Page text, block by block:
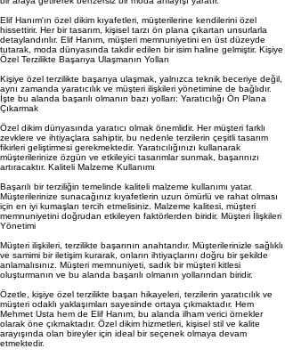
Elif Hanım'ın özel dikim kıyafetleri, müşterilerine kendilerini özel
hissettirir. Her bir tasarım, kişisel tarzı ön plana çıkartan unsurlarla
detaylandırılır. Elif Hanım, müşteri memnuniyetini en üst düzeyde
tutarak, moda dünyasında takdir edilen bir isim haline gelmiştir. Kişiye
Özel Terzilikte Başarıya Ulaşmanın Yolları
Kişiye özel terzilikte başarıya ulaşmak, yalnızca teknik beceriye değil,
aynı zamanda yaratıcılık ve müşteri ilişkileri yönetimine de bağlıdır.
İşte bu alanda başarılı olmanın bazı yolları: Yaratıcılığı Ön Plana
Çıkarmak
Özel dikim dünyasında yaratıcı olmak önemlidir. Her müşteri farklı
zevklere ve ihtiyaçlara sahiptir, bu nedenle terzilerin çeşitli tasarım
fikirleri geliştirmesi gerekmektedir. Yaratıcılığınızı kullanarak
müşterilerinize özgün ve etkileyici tasarımlar sunmak, başarınızı
artıracaktır. Kaliteli Malzeme Kullanımı
Başarılı bir terziliğin temelinde kaliteli malzeme kullanımı yatar.
Müşterilerinize sunacağınız kıyafetlerin uzun ömürlü ve rahat olması
için en iyi kumaşları tercih etmelisiniz. Malzeme kalitesi, müşteri
memnuniyetini doğrudan etkileyen faktörlerden biridir. Müşteri İlişkileri
Yönetimi
Müşteri ilişkileri, terzilikte başarının anahtarıdır. Müşterilerinizle sağlıklı
ve samimi bir iletişim kurarak, onların ihtiyaçlarını doğru bir şekilde
anlamalısınız. Müşteri memnuniyeti, sadık bir müşteri kitlesi
oluşturmanın ve bu alanda başarılı olmanın yollarından biridir.
Özetle, kişiye özel terzilikte başarı hikayeleri, terzilerin yaratıcılık ve
müşteri odaklı yaklaşımları sayesinde ortaya çıkmaktadır. Hem
Mehmet Usta hem de Elif Hanım, bu alanda ilham verici örnekler
olarak öne çıkmaktadır. Özel dikim hizmetleri, kişisel stil ve kalite
arayışında olan bireyler için ideal bir seçenek olmaya devam
etmektedir.